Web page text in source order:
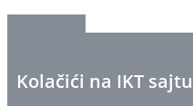
Kolačići na IKT sajtu